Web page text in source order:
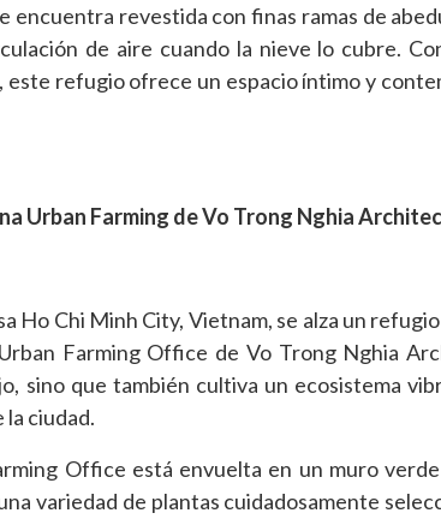
encuentra revestida con finas ramas de
de aire cuando la nieve lo cubre.
refugio ofrece un espacio íntimo y
Urban Farming de Vo Trong Nghia
Ho Chi Minh City, Vietnam, se alza un
Farming Office de Vo Trong Nghia
sino que también cultiva un ecosistema
la ciudad.
Office está envuelta en un muro
variedad de plantas cuidadosamente